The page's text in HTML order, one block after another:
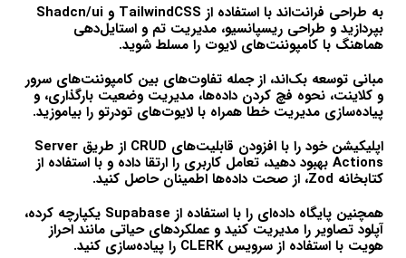
به طراحی فرانت‌اند با استفاده از TailwindCSS و Shadcn/ui
بپردازید و طراحی ریسپانسیو، مدیریت تم و استایل‌دهی
هماهنگ با کامپوننت‌های لایوت را مسلط شوید.
مبانی توسعه بک‌اند، از جمله تفاوت‌های بین کامپوننت‌های سرور
و کلاینت، نحوه فچ کردن داده‌ها، مدیریت وضعیت بارگذاری، و
پیاده‌سازی مدیریت خطا همراه با لایوت‌های تودرتو را بیاموزید.
اپلیکیشن خود را با افزودن قابلیت‌های CRUD از طریق Server
Actions بهبود دهید، تعامل کاربری را ارتقا داده و با استفاده از
کتابخانه Zod، از صحت داده‌ها اطمینان حاصل کنید.
همچنین پایگاه داده‌ای را با استفاده از Supabase یکپارچه کرده،
آپلود تصاویر را مدیریت کنید و عملکردهای حیاتی مانند احراز
هویت با استفاده از سرویس CLERK را پیاده‌سازی کنید.